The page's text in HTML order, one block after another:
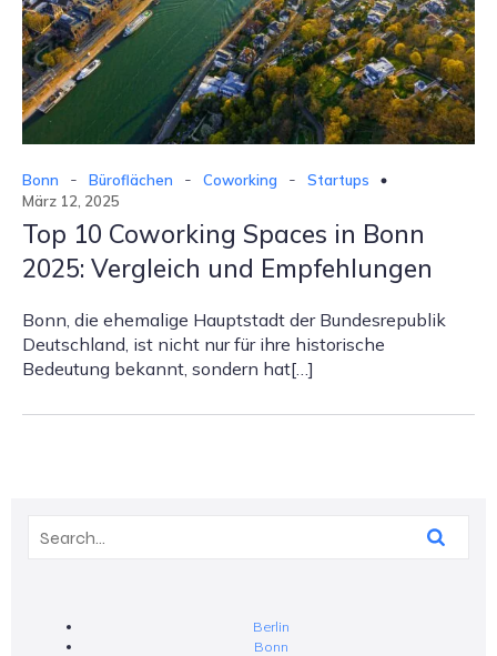
Bonn - Büroflächen - Coworking -
Startups
März 12, 2025
Top 10 Coworking Spaces in Bonn
2025: Vergleich und Empfehlungen
Bonn, die ehemalige Hauptstadt der Bundesrepublik
Deutschland, ist nicht nur für ihre historische
Bedeutung bekannt, sondern hat[…]
Berlin
Bonn